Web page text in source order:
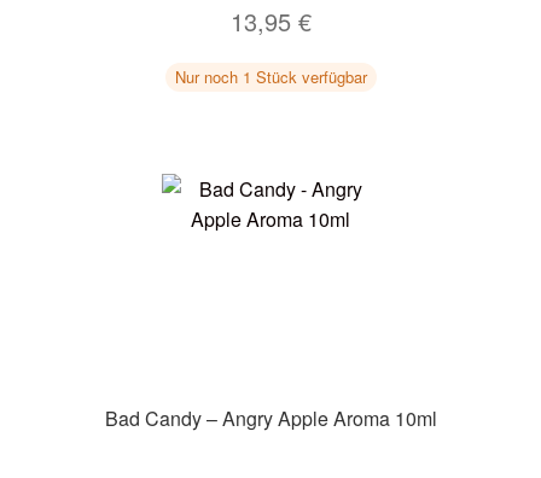
13,95 €
Nur noch 1 Stück verfügbar
Bad Candy – Angry Apple Aroma 10ml